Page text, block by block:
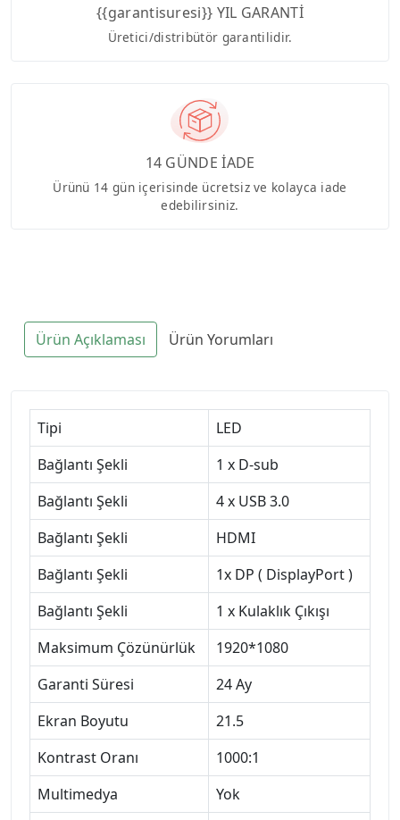
{{garantisuresi}} YIL GARANTİ
Üretici/distribütör garantilidir.
14 GÜNDE İADE
Ürünü 14 gün içerisinde ücretsiz ve kolayca iade
edebilirsiniz.
Ürün Açıklaması Ürün Yorumları
Tipi
LED
Bağlantı Şekli
1 x D-sub
Bağlantı Şekli
4 x USB 3.0
Bağlantı Şekli
HDMI
Bağlantı Şekli
1x DP ( DisplayPort )
Bağlantı Şekli
1 x Kulaklık Çıkışı
Maksimum Çözünürlük
1920*1080
Garanti Süresi
24 Ay
Ekran Boyutu
21.5
Kontrast Oranı
1000:1
Multimedya
Yok